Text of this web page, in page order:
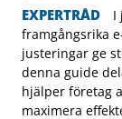
EXPERTRÅD
I
framgångsrika
justeringar ge
denna guide
hjälper företag
maximera